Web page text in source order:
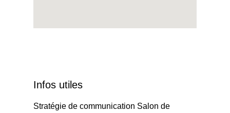
Infos utiles
Stratégie de communication Salon de